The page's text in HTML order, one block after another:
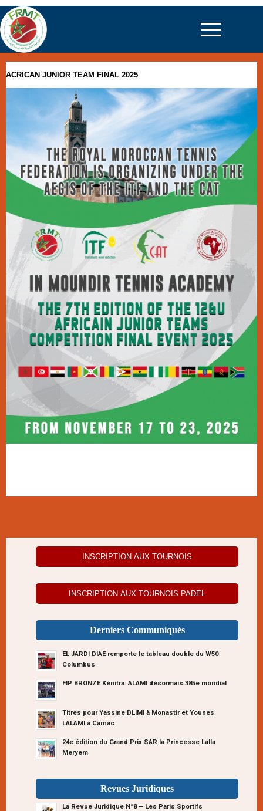
ACRICAN JUNIOR TEAM FINAL 2025
INSCRIPTION AUX TOURNOIS
INSCRIPTION AUX TOURNOIS PADEL
Derniers Communiqués
EL JARDI DIAE remporte le tableau double du W50
Columbus
FIP BRONZE Kénitra: ALAMI désormais 385e mondial
Titres pour Yassine DLIMI à Monastir et Younes
LALAMI à Carnac
24e édition du Grand Prix SAR la Princesse Lalla
Meryem
Revues Juridiques
La Revue Juridique N°8 – Les Paris Sportifs